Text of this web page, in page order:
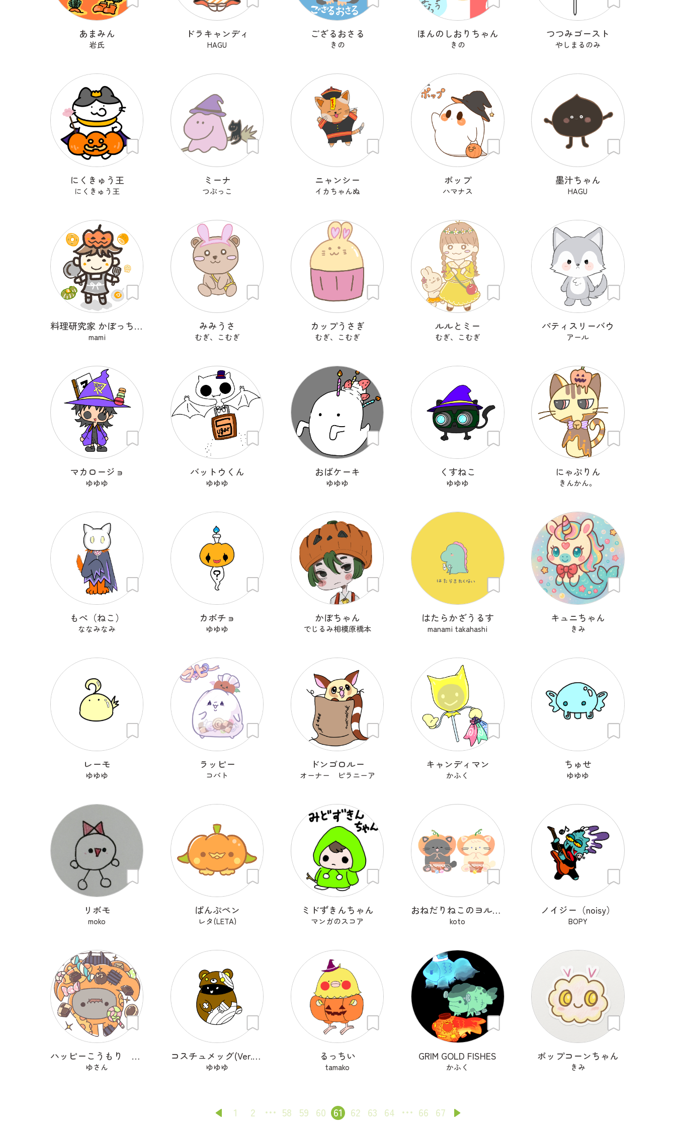
あまみん
岩氏
ドラキャンディ
HAGU
ござるおさる
きの
ほんのしおりちゃん
きの
つつみゴースト
やしまるのみ
にくきゅう王
にくきゅう王
ミーナ
つぶっこ
ニャンシー
イカちゃんぬ
ポップ
ハマナス
墨汁ちゃん
HAGU
料理研究家 かぼっちゃ王子
mami
みみうさ
むぎ、こむぎ
カップうさぎ
むぎ、こむぎ
ルルとミー
むぎ、こむぎ
パティスリーバウ
アール
マカロージョ
ゆゆゆ
バットウくん
ゆゆゆ
おばケーキ
ゆゆゆ
くすねこ
ゆゆゆ
にゃぷりん
きんかん。
もぺ（ねこ）
ななみなみ
カボチョ
ゆゆゆ
かぼちゃん
でじるみ相模原橋本
はたらかざうるす
manami takahashi
キュニちゃん
きみ
レーモ
ゆゆゆ
ラッピー
コバト
ドンゴロルー
オーナー ピラニーア
キャンディマン
かふく
ちゅせ
ゆゆゆ
リボモ
moko
ぱんぷペン
レタ(LETA)
ミドずきんちゃん
マンガのスコア
おねだりねこのヨルとユキ
koto
ノイジー（noisy）
BOPY
ハッピーこうもり キッキ
ゆさん
コスチュメッグ(Ver.クマ)
ゆゆゆ
るっちい
tamako
GRIM GOLD FISHES
かふく
ポップコーンちゃん
きみ
1 2 58 59 60 61 62 63 64 66 67